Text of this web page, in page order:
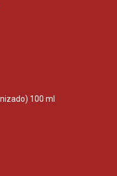
100 ml